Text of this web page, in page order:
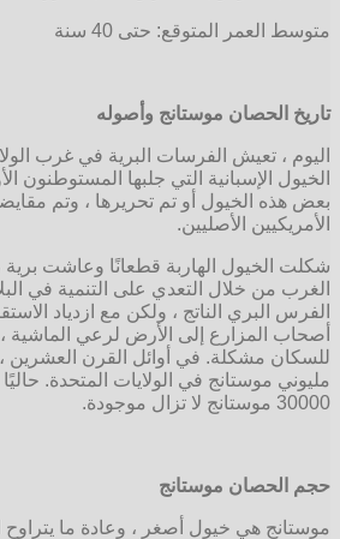
متوسط ​​العمر المتوقع: حتى 40 سنة
تاريخ الحصان موستانج وأصوله
اليوم ، تعيش الفرسات البرية في غرب
الخيول الإسبانية التي جلبها المستوطنون
بعض هذه الخيول أو تم تحريرها ، وتم
الأمريكيين الأصليين.
شكلت الخيول الهاربة قطعانًا وعاشت برية
الغرب من خلال التعدي على التنمية في
الفرس البري الناتج ، ولكن مع ازدياد
أصحاب المزارع إلى الأرض لرعي الماشية ،
للسكان مشكلة. في أوائل القرن العشرين
مليوني موستانج في الولايات المتحدة.
30000 موستانج لا تزال موجودة.
حجم الحصان موستانج